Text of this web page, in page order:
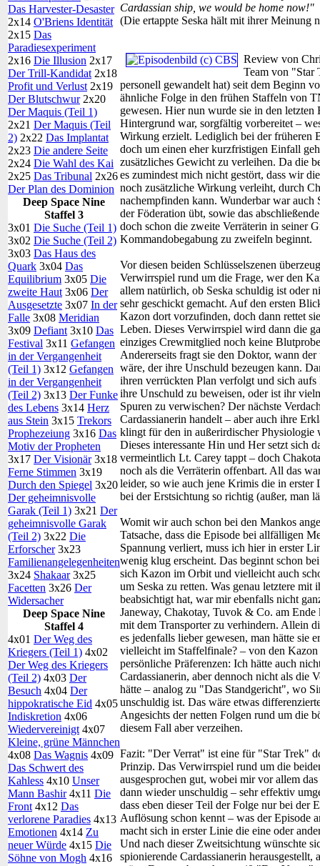
Das Harvester-Desaster
2x14 O'Briens Identität
2x15 Das
Paradiesexperiment
2x16 Die Illusion 2x17
Der Trill-Kandidat 2x18
Profit und Verlust 2x19
Der Blutschwur2x20
Der Maquis (Teil 1)
2x21 Der Maquis (Teil
2) 2x22 Das Implantat
2x23 Die andere Seite
2x24 Die Wahl des Kai
2x25 Das Tribunal 2x26
Der Plan des Dominion
Deep Space Nine
Staffel 3
3x01 Die Suche (Teil 1)
3x02 Die Suche (Teil 2)
3x03 Das Haus des
Quark 3x04 Das
Equilibrium 3x05 Die
zweite Haut 3x06 Der
Ausgesetzte 3x07 In der
Falle 3x08 Meridian
3x09 Defiant 3x10 Das
Festival 3x11 Gefangen
in der Vergangenheit
(Teil 1) 3x12 Gefangen
in der Vergangenheit
(Teil 2) 3x13 Der Funke
des Lebens 3x14 Herz
aus Stein 3x15 Trekors
Prophezeiung 3x16 Das
Motiv der Propheten
3x17 Der Visionär3x18
Ferne Stimmen 3x19
Durch den Spiegel 3x20
Der geheimnisvolle
Garak (Teil 1) 3x21 Der
geheimnisvolle Garak
(Teil 2) 3x22 Die
Erforscher3x23
Familienangelegenheiten
3x24 Shakaar3x25
Facetten 3x26 Der
Widersacher
Deep Space Nine
Staffel 4
4x01 Der Weg des
Kriegers (Teil 1) 4x02
Der Weg des Kriegers
(Teil 2) 4x03 Der
Besuch 4x04 Der
hippokratische Eid 4x05
Indiskretion 4x06
Wiedervereinigt 4x07
Kleine, grüne Männchen
4x08 Das Wagnis 4x09
Das Schwert des
Kahless 4x10 Unser
Mann Bashir4x11 Die
Front 4x12 Das
verlorene Paradies 4x13
Emotionen 4x14 Zu
neuer Würde 4x15 Die
Söhne von Mogh 4x16
Cardassian ship, we would be home now!"
(Die ertappte Seska hält mit ihrer Meinung
Review von
Team von "Star
personell gewandelt hat) seit dem Beginn
ähnliche Folge in den frühen Staffeln von
gewesen. Hier nun wurde sie in den letzten
Hintergrund war, sorgfältig vorbereitet –
Wirkung erzielt. Lediglich bei der früheren
doch um einen eher kurzfristigen Einfall
zusätzliches Gewicht zu verleihen. Da die
es zumindest mich nicht gestört, dass wir
noch zusätzliche Wirkung verleiht, durch
nachempfinden kann. Wunderbar war
der Föderation übt, sowie das
doch schon die zweite Verräterin in seiner
Kommandobegabung zu zweifeln beginnt.
Vor diesen beiden Schlüsselszenen
Verwirrspiel rund um die Frage, wer den
allem natürlich, ob Seska schuldig ist oder
sehr geschickt gemacht. Auf den ersten
Kazon dort vorzufinden, doch dann rettet
Leben. Dieses Verwirrspiel wird dann die
einziges Crewmitglied noch keine
Andererseits fragt sie den Doktor, wann
wäre, der ihre Unschuld bezeugen kann.
ihren verrückten Plan verfolgt und sich
ihre Unschuld zu beweisen, oder ist ihr
Spuren zu verwischen? Der nächste
Cardassianerin handelt – aber auch ihre
klingt für den in außerirdischer
Dieses interessante Hin und Her setzt sich
vermeintlich Lt. Carey tappt – doch
noch als die Verräterin offenbart. All das
leider, so wie auch jene Krimis die in
bei der Erstsichtung so richtig (außer, man
Womit wir auch schon bei den Mankos
Tatsache, dass die Episode bei allfälligen
Spannung verliert, muss ich hier in erster
wenig klug erscheint. Das beginnt schon
sich Kazon im Orbit und vielleicht auch
um Seska zu retten. Was genau letztere
beabsichtigt hat, war mir ebenfalls nicht
Janeway, Chakotay, Tuvok & Co. am
mit dem Transporter zu verhindern. Allein
es jedenfalls lieber gewesen, man hätte sie
vielleicht im Staffelfinale? – von den
persönliche Präferenzen: Ich hätte auch
Cardassianerin, aber dennoch nicht als die
hätte – analog zu "Das Standgericht", wo
unschuldig ist. Das wäre etwas
Angesichts der netten Folgen rund um die
diesem Fall aber verzeihen.
Fazit: "Der Verrat" ist eine für "Star Trek"
Prinzip. Das Verwirrspiel rund um die
ausgesprochen gut, wobei mir vor allem
dann wieder unschuldig – sehr effektiv
dass eben dieser Teil der Folge nur bei der
Auflösung schon kennt – was der Episode
macht sich in erster Linie die eine oder
Und nach dieser Zweitsichtung wünschte
spionierende Cardassianerin